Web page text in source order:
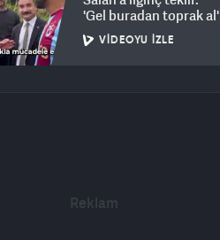
'Gel buradan toprak al'
VIDEOYU İZLE